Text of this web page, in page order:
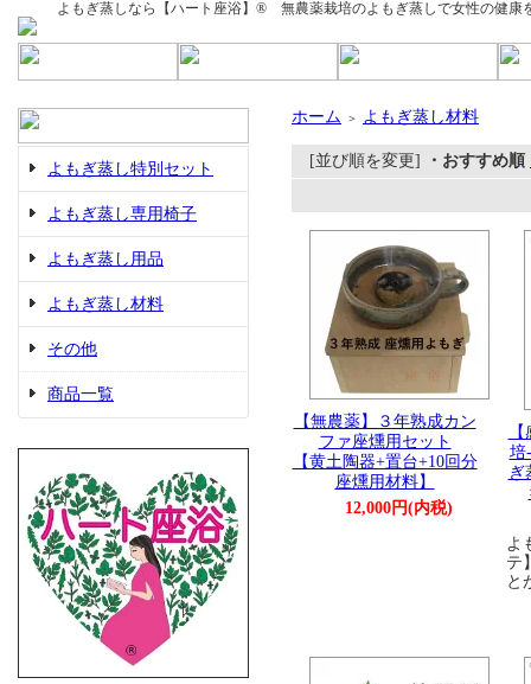
よもぎ蒸しなら【ハート座浴】®︎ 無農薬栽培のよもぎ蒸しで女性の健
よもぎ蒸し特別セット
よもぎ蒸し専用椅子
よもぎ蒸し用品
よもぎ蒸し材料
その他
商品一覧
ホーム ＞ よもぎ蒸し材料
[並び順を変更] ・おすすめ順
【無農薬】３年熟成カン
ファ座燻用セット
【黄土陶器+置台+10回分
座燻用材料】
12,000円(内税)
培
ぎ
よ
テ
と